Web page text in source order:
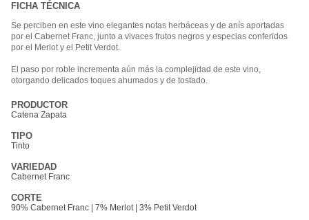
FICHA TÉCNICA
Se perciben en este vino elegantes notas herbáceas y de anís aportadas
por el Cabernet Franc, junto a vivaces frutos negros y especias conferidos
por el Merlot y el Petit Verdot.
El paso por roble incrementa aún más la complejidad de este vino,
otorgando delicados toques ahumados y de tostado.
PRODUCTOR
Catena Zapata
TIPO
Tinto
VARIEDAD
Cabernet Franc
CORTE
90% Cabernet Franc | 7% Merlot | 3% Petit Verdot